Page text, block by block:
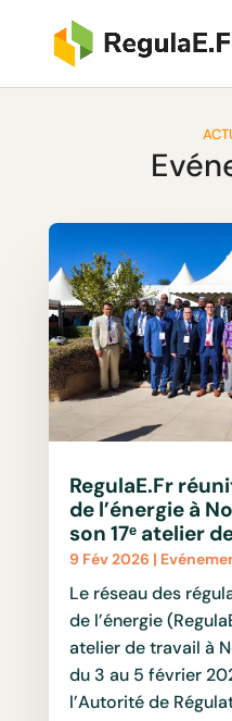
RegulaE.Fr
de l’énergie à
son 17ᵉ atelier
9 Fév 2026 |
Le réseau des
de l’énergie
atelier de travail à
du 3 au 5 février
l’Autorité de